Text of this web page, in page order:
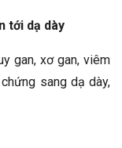
tới dạ dày
gan, xơ gan, viêm
sang dạ dày,